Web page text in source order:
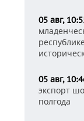
05 авг,
05 авг,
экспорт
полгода